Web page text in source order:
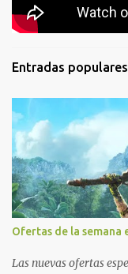
Entradas populares
Ofertas de la semana
Las nuevas ofertas